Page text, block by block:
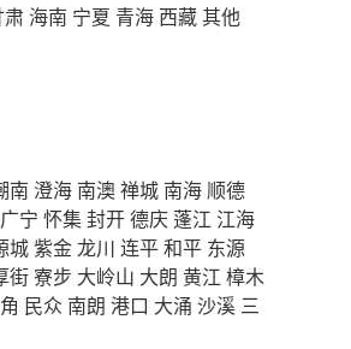
海南 宁夏 青海 西藏其他
南 澄海 南澳禅城 南海 顺德
广宁 怀集封开德庆 蓬江 江海
城紫金龙川 连平和平 东源
街寮步 大岭山 大朗 黄江 樟木
民众 南朗 港口 大涌 沙溪 三